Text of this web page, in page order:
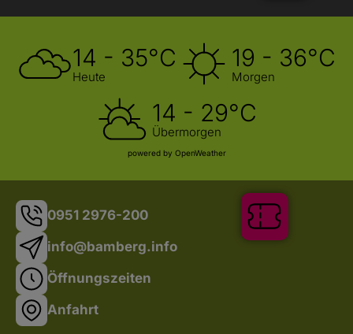
14 - 35°C
Heute
19 - 36°C
Morgen
14 - 29°C
Übermorgen
powered by OpenWeather
0951 2976-200
info@bamberg.info
Öffnungszeiten
Anfahrt